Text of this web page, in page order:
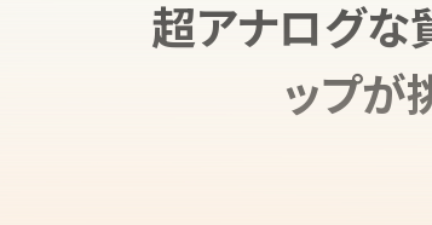
超アナログな
ップが